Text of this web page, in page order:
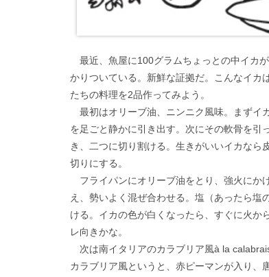
最近、魚屋に100グラムちょっとの中イカ
かりついている。新鮮な証拠だ。こんなイカ
たちの料理を2品作ってみよう。
最初はオリーブ油、ニンニク風味。まずイ
を足ごと静かに引き出す。次にその軟骨を引
き、二つに切り割ける。生きがいいイカな
切りにする。
フライパンにオリーブ油をとり、強火にか
え、勢いよく混ぜ合わせる。塩（あったら塩
ける。イカの色が白くなったら、すぐに火か
レ向きかな。
次は南イタリアのカラブリア風à la
カラブリア風というと、赤ピーマンが入り、